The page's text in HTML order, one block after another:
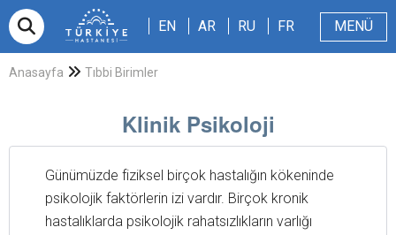
EN AR RU FR
Anasayfa Tıbbi Birimler
Klinik Psikoloji
Günümüzde fiziksel birçok hastalığın kökeninde
psikolojik faktörlerin izi vardır. Birçok kronik
hastalıklarda psikolojik rahatsızlıkların varlığı
EN AR RU FR MENÜ